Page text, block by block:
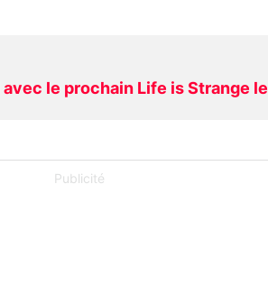
le prochain Life is Strange
Publicité